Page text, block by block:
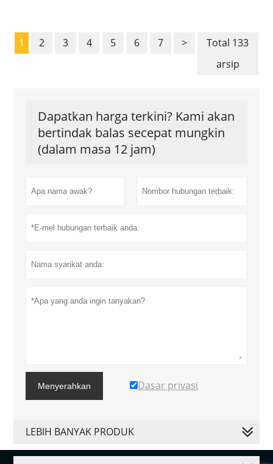
1 2 3 4 5 6 7 >
Total 133
arsip
Dapatkan harga terkini? Kami akan
bertindak balas secepat mungkin
(dalam masa 12 jam)
Menyerahkan Dasar privasi
LEBIH BANYAK PRODUK